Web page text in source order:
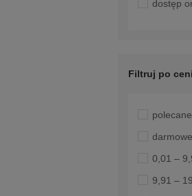
dostęp
Filtruj po
polecane
darmowe
0,01 –
9,91 –